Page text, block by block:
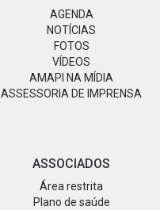
AGENDA
NOTÍCIAS
FOTOS
VÍDEOS
AMAPI NA MÍDIA
ASSESSORIA DE IMPRENSA
ASSOCIADOS
Área restrita
Plano de saúde